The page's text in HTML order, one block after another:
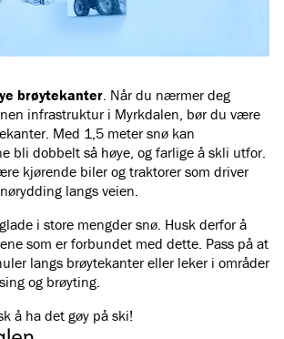
brøytekanter . Når du nærmer deg
infrastruktur i Myrkdalen, bør du være
Med 1,5 meter snø kan
bli dobbelt så høye, og farlige å skli utfor.
kjørende biler og traktorer som driver
langs veien.
i store mengder snø. Husk derfor å
som er forbundet med dette. Pass på at
langs brøytekanter eller leker i områder
og brøyting.
å ha det gøy på ski!
holde deg selv og andre